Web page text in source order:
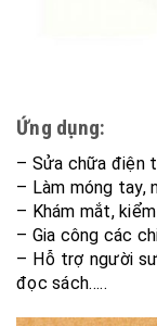
Ứng dụng:
– Sửa chữa điện
– Làm móng tay,
– Khám mắt,
– Gia công các
– Hỗ trợ người
đọc sách…..